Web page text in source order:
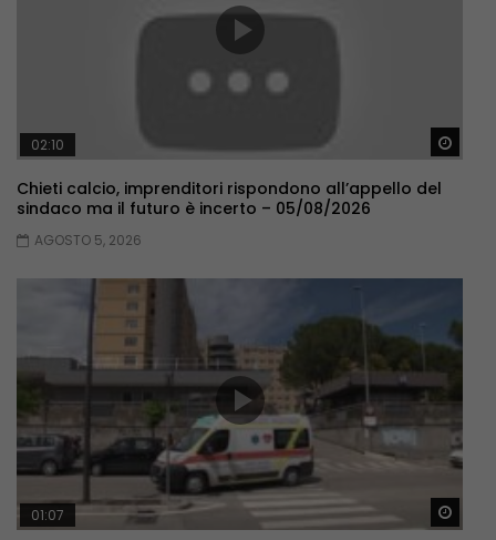
02:10
Chieti calcio, imprenditori rispondono all’appello del
sindaco ma il futuro è incerto – 05/08/2026
AGOSTO 5, 2026
01:07